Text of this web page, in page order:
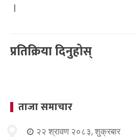
।
प्रतिक्रिया दिनुहोस्
ताजा समाचार
२२ श्रावण २०८३, शुक्रबार